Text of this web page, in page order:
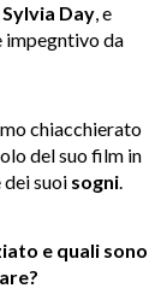
Sylvia Day, e
impegntivo da
chiacchierato
del suo film in
dei suoi sogni.
e quali sono